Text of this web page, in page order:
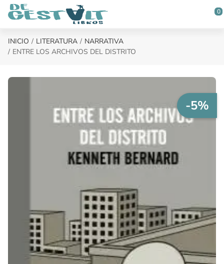
Saltar al contenido principal
0
INICIO LITERATURA
NARRATIVA
ENTRE LOS ARCHIVOS DEL DISTRITO
-5%